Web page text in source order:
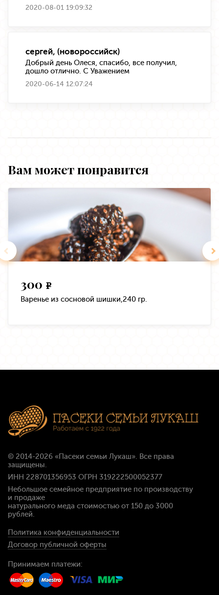
2020-08-01 19:09:32
сергей, (новороссийск)
Добрый день Олеся, спасибо, все получил,
дошло отлично. С Уважением
2020-06-14 12:07:24
Вам может понравится
300 e
Варенье из сосновой шишки,240 гр.
© 2014-2026 «Пасеки семьи Лукаш». Все права
защищены.
ИНН 228701356953 ОГРН 319222500052377
Небольшое семейное предприятие по производству
и продаже
натурального меда стоимостью от 150 до 3000
рублей.
Политика конфиденциальности
Договор публичной оферты
Принимаем платежи: